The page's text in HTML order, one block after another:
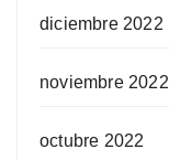
diciembre 2022
noviembre 2022
octubre 2022